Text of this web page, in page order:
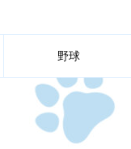
野球